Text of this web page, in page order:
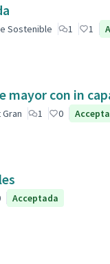
Sostenible 1 1
(gente mayor con in
1 0
Acceptada